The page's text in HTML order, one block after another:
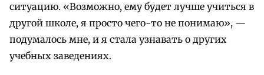
ситуацию. «Возможно, ему будет лучше учиться в
другой школе, я просто чего-то не понимаю», —
подумалось мне, и я стала узнавать о других
учебных заведениях.